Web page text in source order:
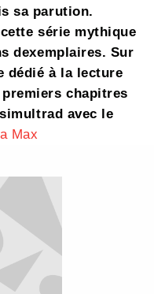
sa parution.
série mythique
dexemplaires. Sur
dédié à la lecture
chapitres
avec le
Max